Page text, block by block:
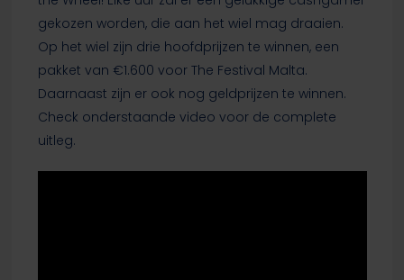
gekozen worden, die aan het wiel mag draaien.
Op het wiel zijn drie hoofdprijzen te winnen, een
pakket van €1.600 voor The Festival Malta.
Daarnaast zijn er ook nog geldprijzen te winnen.
Check onderstaande video voor de complete
uitleg.